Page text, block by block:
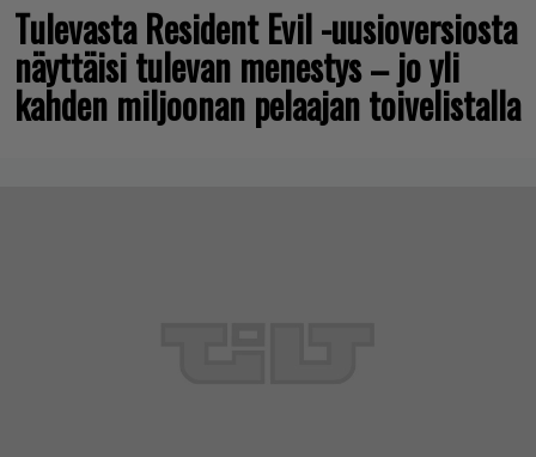
Tulevasta Resident Evil -uusioversiosta
näyttäisi tulevan menestys – jo yli
kahden miljoonan pelaajan toivelistalla